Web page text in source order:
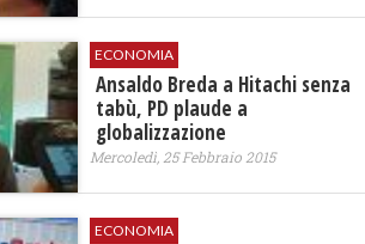
ECONOMIA
Ansaldo Breda a Hitachi senza
tabù, PD plaude a
globalizzazione
Mercoledì, 25 Febbraio 2015
ECONOMIA